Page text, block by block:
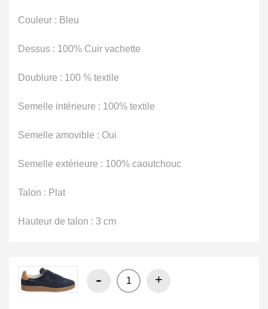
Couleur : Bleu
Dessus : 100% Cuir vachette
Doublure : 100 % textile
Semelle intérieure : 100% textile
Semelle amovible : Oui
Semelle extérieure : 100% caoutchouc
Talon : Plat
Hauteur de talon : 3 cm
- +